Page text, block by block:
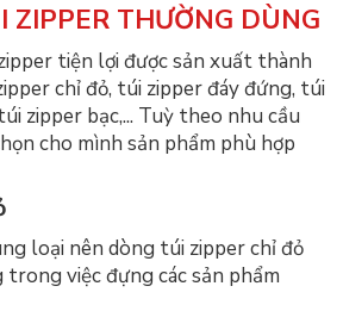
ZIPPER THƯỜNG DÙNG
tiện lợi được sản xuất thành
chỉ đỏ, túi zipper đáy đứng, túi
zipper bạc,... Tuỳ theo nhu cầu
cho mình sản phẩm phù hợp
loại nên dòng túi zipper chỉ đỏ
việc đựng các sản phẩm